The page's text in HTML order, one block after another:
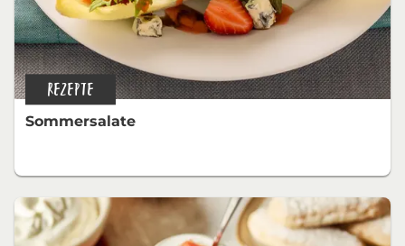
REZEPTE
Sommersalate